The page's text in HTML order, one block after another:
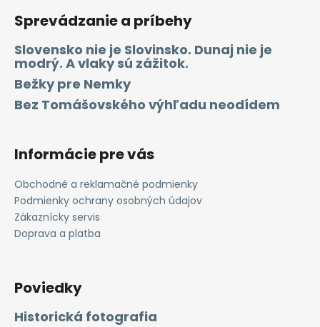
Sprevádzanie a príbehy
Slovensko nie je Slovinsko. Dunaj nie je
modrý. A vlaky sú zážitok.
Bežky pre Nemky
Bez Tomášovského výhľadu neodídem
Informácie pre vás
Obchodné a reklamačné podmienky
Podmienky ochrany osobných údajov
Zákaznícky servis
Doprava a platba
Poviedky
Historická fotografia